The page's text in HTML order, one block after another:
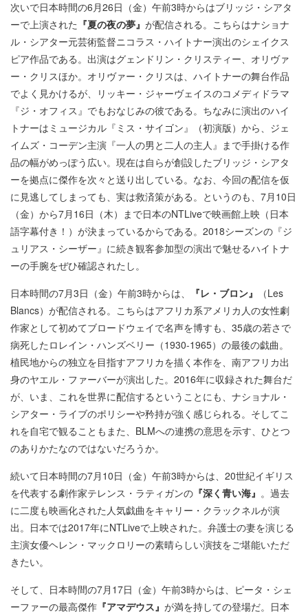
次いで日本時間の6月26日（金）午前3時からはブリッジ・シアタ
ーで上演された 『夏の夜の夢』 が配信される。こちらはナショナ
ル・シアター元芸術監督ニコラス・ハイトナー演出のシェイクス
ピア作品である。出演はグェンドリン・クリスティー、オリヴァ
ー・クリスほか。オリヴァー・クリスは、ハイトナーの舞台作品
でよく見かけるが、リッキー・ジャーヴェイスのコメディドラマ
『ジ・オフィス』でもおなじみの彼である。ちなみに演出のハイ
トナーはミュージカル『ミス・サイゴン』（初演版）から、ジェ
イムズ・コーデン主演『一人の男と二人の主人』まで手掛ける作
品の幅がめっぽう広い。現在は自らが創設したブリッジ・シアタ
ーを拠点に傑作を次々と送り出している。なお、今回の配信を仮
に見逃してしまっても、実は救済策がある。というのも、7月10日
（金）から7月16日（木）まで日本のNTLiveで映画館上映（日本
語字幕付き！）が決まっているからである。2018シーズンの『ジ
ュリアス・シーザー』に続き観客参加型の演出で魅せるハイトナ
ーの手腕をぜひ確認されたし。
日本時間の7月3日（金）午前3時からは、
『レ・ブロン』
（Les
Blancs）が配信される。こちらはアフリカ系アメリカ人の女性劇
作家として初めてブロードウェイで名声を博すも、35歳の若さで
病死したロレイン・ハンズベリー（1930-1965）の最後の戯曲。
植民地からの独立を目指すアフリカを描く本作を、南アフリカ出
身のヤエル・ファーバーが演出した。2016年に収録された舞台だ
が、いま、これを世界に配信するということにも、ナショナル・
シアター・ライブのポリシーや矜持が強く感じられる。そしてこ
れを自宅で観ることもまた、BLMへの連携の意思を示す、ひとつ
のありかたなのではないだろうか。
続いて日本時間の7月10日（金）午前3時からは、20世紀イギリス
を代表する劇作家テレンス・ラティガンの 『深く青い海』 。過去
に二度も映画化された人気戯曲をキャリー・クラックネルが演
出。日本では2017年にNTLiveで上映された。弁護士の妻を演じる
主演女優ヘレン・マックロリーの素晴らしい演技をご堪能いただ
きたい。
そして、日本時間の7月17日（金）午前3時からは、ピータ・シェ
ーファーの最高傑作 『アマデウス』 が満を持しての登場だ。日本